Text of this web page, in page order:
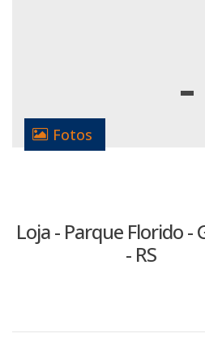
Fotos
Loja - Parque Florido -
- RS